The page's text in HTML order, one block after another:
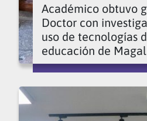
Académico obtuvo
Doctor con
uso de tecnologías
educación de